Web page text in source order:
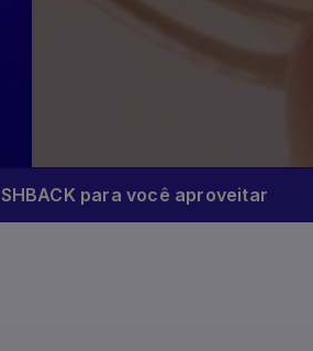
para você aproveitar